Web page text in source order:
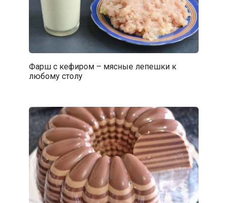
Фарш с кефиром – мясные лепешки к
любому столу